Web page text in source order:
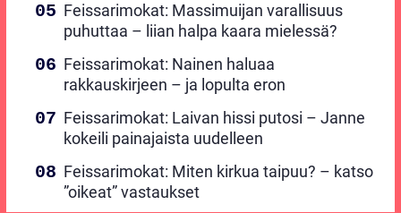
Feissarimokat: Massimuijan varallisuus
puhuttaa – liian halpa kaara mielessä?
Feissarimokat: Nainen haluaa
rakkauskirjeen – ja lopulta eron
Feissarimokat: Laivan hissi putosi – Janne
kokeili painajaista uudelleen
Feissarimokat: Miten kirkua taipuu? – katso
”oikeat” vastaukset